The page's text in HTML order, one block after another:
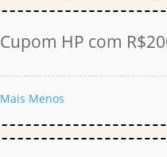
Cupom HP com
Mais Menos